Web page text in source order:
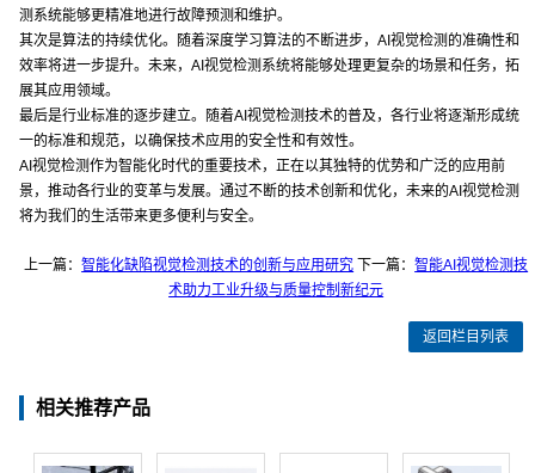
测系统能够更精准地进行故障预测和维护。
其次是算法的持续优化。随着深度学习算法的不断进步，AI视觉检测的准确性和
效率将进一步提升。未来，AI视觉检测系统将能够处理更复杂的场景和任务，拓
展其应用领域。
最后是行业标准的逐步建立。随着AI视觉检测技术的普及，各行业将逐渐形成统
一的标准和规范，以确保技术应用的安全性和有效性。
AI视觉检测作为智能化时代的重要技术，正在以其独特的优势和广泛的应用前
景，推动各行业的变革与发展。通过不断的技术创新和优化，未来的AI视觉检测
将为我们的生活带来更多便利与安全。
上一篇：智能化缺陷视觉检测技术的创新与应用研究 下一篇：智能AI视觉检测技
术助力工业升级与质量控制新纪元
返回栏目列表
相关推荐产品